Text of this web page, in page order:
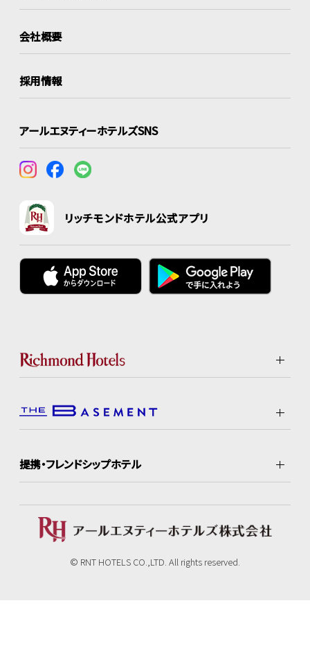
会社概要
採用情報
アールエヌティーホテルズSNS
リッチモンドホテル公式アプリ
提携・フレンドシップホテル
© RNT HOTELS CO.,LTD. All rights reserved.